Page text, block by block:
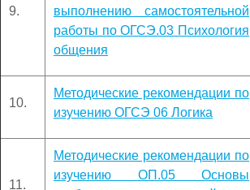
9.
выполнению самостоятельной
работы по ОГСЭ.03 Психология
общения
10.
Методические рекомендации по
изучению ОГСЭ 06 Логика
11.
Методические рекомендации по
изучению ОП.05 Основы